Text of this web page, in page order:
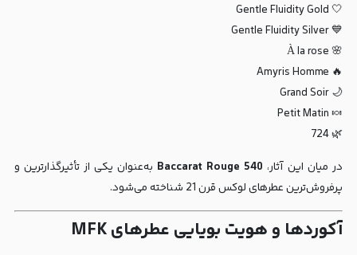
🤍 Gentle Fluidity Gold
💙 Gentle Fluidity Silver
🌸 À la rose
🔥 Amyris Homme
🌙 Grand Soir
🍬 Petit Matin
🌿 724
در میان این آثار، Baccarat Rouge 540 به‌عنوان یکی از تأثیرگذارترین و
پرفروش‌ترین عطرهای لوکس قرن 21 شناخته می‌شود.
آکوردها و هویت بویایی عطرهای MFK